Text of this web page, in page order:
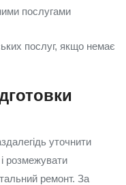
послугами
послуг, якщо немає
уточнити
розмежувати
ремонт. За